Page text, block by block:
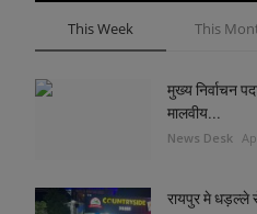
This Week This
मुख्य निर्वाचन
मालवीय...
News Desk
रायपुर मे धड़ल्ले